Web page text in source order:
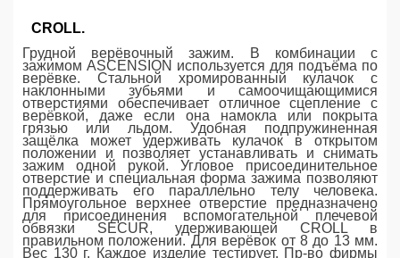
CROLL.
Грудной верёвочный зажим. В комбинации с
зажимом ASCENSION используется для подъёма по
верёвке. Стальной хромированный кулачок с
наклонными зубьями и самоочищающимися
отверстиями обеспечивает отличное сцепление с
верёвкой, даже если она намокла или покрыта
грязью или льдом. Удобная подпружиненная
защёлка может удерживать кулачок в открытом
положении и позволяет устанавливать и снимать
зажим одной рукой. Угловое присоединительное
отверстие и специальная форма зажима позволяют
поддерживать его параллельно телу человека.
Прямоугольное верхнее отверстие предназначено
для присоединения вспомогательной плечевой
обвязки SECUR, удерживающей CROLL в
правильном положении. Для верёвок от 8 до 13 мм.
Вес 130 г. Каждое изделие тестирует. Пр-во фирмы